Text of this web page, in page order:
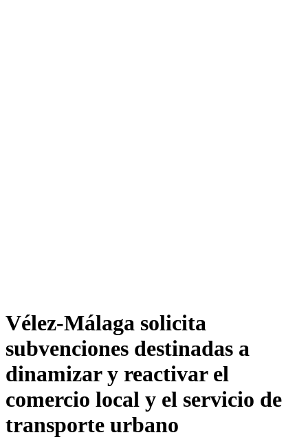
Vélez-Málaga solicita
subvenciones destinadas a
dinamizar y reactivar el
comercio local y el servicio de
transporte urbano